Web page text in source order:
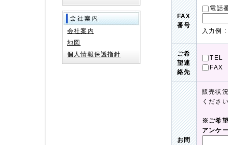
FAX
番号
電話
入力例
ご希
望連
絡先
TEL
FAX
お問
販売状
くださ
※ご希
アンケ
会社案内
地図
個人情報保護指針